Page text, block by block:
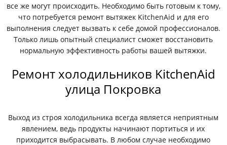
все же могут происходить. Необходимо быть готовым к тому,
что потребуется ремонт вытяжек KitchenAid и для его
выполнения следует вызвать к себе домой профессионалов.
Только лишь опытный специалист сможет восстановить
нормальную эффективность работы вашей вытяжки.
Ремонт холодильников KitchenAid
улица Покровка
Выход из строя холодильника всегда является неприятным
явлением, ведь продукты начинают портиться и их
приходится выбрасывать. В любом случае необходимо